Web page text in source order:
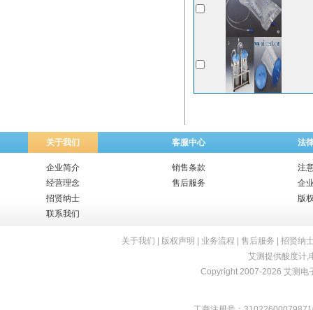
关于我们 客服中心 法
企业简介
经营理念
招贤纳士
联系我们
销售条款
售后服务
注
企
版
关于我们 版权声明 业务流程 售后服务
招贤纳
艾测提供酸度计,
Copyright 2007-2026 艾测电